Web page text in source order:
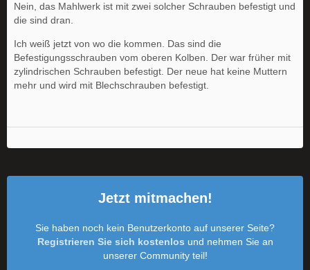
Nein, das Mahlwerk ist mit zwei solcher Schrauben befestigt und
die sind dran.
Ich weiß jetzt von wo die kommen. Das sind die
Befestigungsschrauben vom oberen Kolben. Der war früher mit
zylindrischen Schrauben befestigt. Der neue hat keine Muttern
mehr und wird mit Blechschrauben befestigt.
Jetzt mitmachen!
Sie haben noch kein Benutzerkonto auf unserer Seite?
Registrieren Sie sich kostenlos und nehmen Sie an
unserer Community teil!